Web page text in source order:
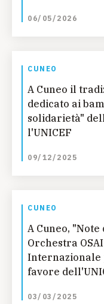
06/05/2026
CUNEO
A Cuneo il
dedicato ai
solidarietà"
l'UNICEF
09/12/2025
CUNEO
A Cuneo,
Orchestra
Internazionale
favore
03/03/2025